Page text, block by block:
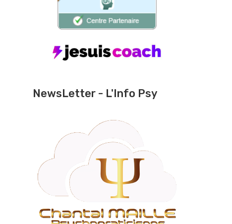
NewsLetter - L'Info Psy